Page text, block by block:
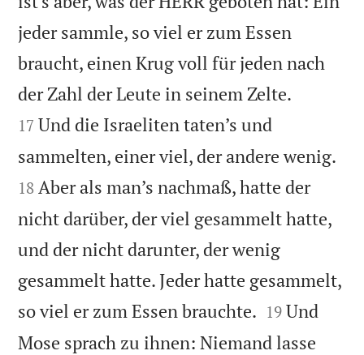
jeder sammle, so viel er zum Essen
braucht, einen Krug voll für jeden nach
der Zahl der Leute in seinem Zelte.
17 Und die Israeliten taten’s und
sammelten, einer viel, der andere wenig.
18 Aber als man’s nachmaß, hatte der
nicht darüber, der viel gesammelt hatte,
und der nicht darunter, der wenig
gesammelt hatte. Jeder hatte gesammelt,
so viel er zum Essen brauchte. 

19 Und
Mose sprach zu ihnen: Niemand lasse